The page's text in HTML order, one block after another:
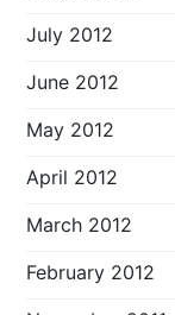
July 2012
June 2012
May 2012
April 2012
March 2012
February 2012